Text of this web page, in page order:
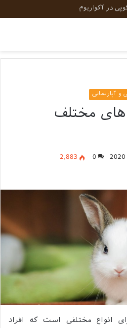
در آکواریوم
و آپارتمانی
مختلف
0
2,883
انواع مختلفی است که افراد